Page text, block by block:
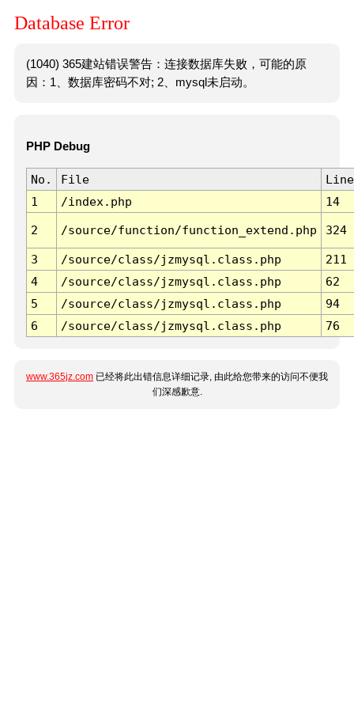
Database Error
(1040) 365建站错误警告：连接数据库失败，可能的原
因：1、数据库密码不对; 2、mysql未启动。
PHP Debug
No. File
Line
1
/index.php 14
2 /source/function/function_extend.php 324
3 /source/class/jzmysql.class.php
211
4
/source/class/jzmysql.class.php
62
5
/source/class/jzmysql.class.php
94
6
/source/class/jzmysql.class.php 76
www.365jz.com 已经将此出错信息详细记录, 由此给您带来的访问不便我
们深感歉意.